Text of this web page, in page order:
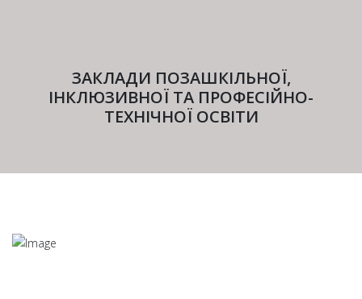
ЗАКЛАДИ ПОЗАШКІЛЬНОЇ,
ІНКЛЮЗИВНОЇ ТА ПРОФЕСІЙНО-
ТЕХНІЧНОЇ ОСВІТИ